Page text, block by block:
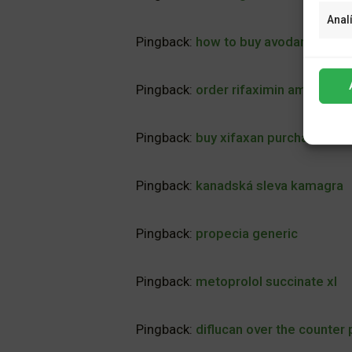
Pingback: how to buy avodart
Pingback: order rifaximin american
Pingback: buy xifaxan purchase
Pingback: kanadská sleva kamagra
Pingback: propecia generic
Pingback: metoprolol succinate xl
Pingback: diflucan over the counter